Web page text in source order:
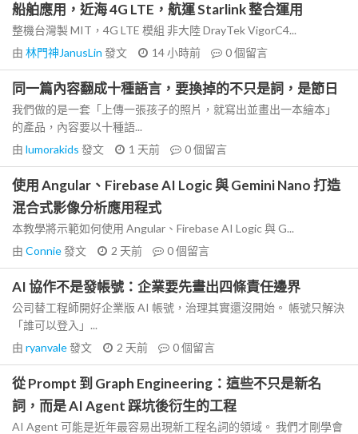
船舶應用，近海 4G LTE，航運 Starlink 整合運用
整機台灣製 MIT，4G LTE 模組 非大陸 DrayTek VigorC4...
由 林門神JanusLin 發文 14 小時前 0個留言
同一篇內容翻成十種語言，要換掉的不只是詞，是節日
我們做的是一套「上傳一張孩子的照片，就寫出並畫出一本繪本」
的產品，內容要以十種語...
由 lumorakids 發文 1 天前 0個留言
使用 Angular、Firebase AI Logic 與 Gemini Nano 打造
混合式影像分析應用程式
本教學將示範如何使用 Angular、Firebase AI Logic 與 G...
由 Connie發文 2 天前 0個留言
AI 協作不是發帳號：企業要先畫出四條責任邊界
公司替工程師開好企業版 AI 帳號，治理其實還沒開始。 帳號只解決
「誰可以登入」...
由 ryanvale發文 2 天前 0個留言
從 Prompt 到 Graph Engineering：這些不只是新名
詞，而是 AI Agent 踩坑後衍生的工程
AI Agent 可能是近年最容易出現新工程名詞的領域。 我們才剛學會